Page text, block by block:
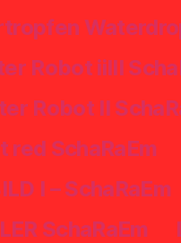
Robot iiIII
Robot II
red SchaRaEm
I – SchaRaEm
SchaRaEm